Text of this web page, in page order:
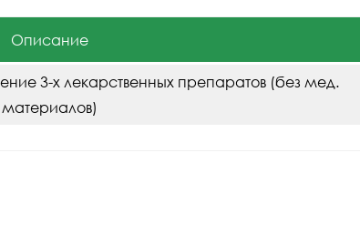
Описание
3-х лекарственных препаратов (без мед.
материалов)